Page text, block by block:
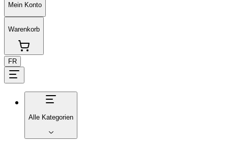
Mein Konto
Warenkorb
FR
Alle Kategorien